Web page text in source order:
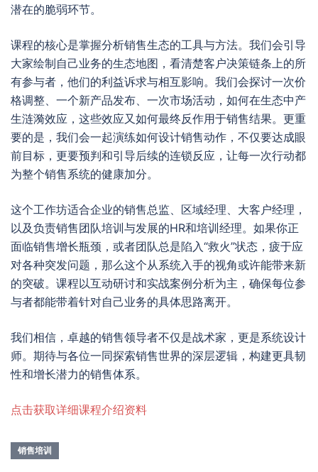
潜在的脆弱环节。
课程的核心是掌握分析销售生态的工具与方法。我们会引导
大家绘制自己业务的生态地图，看清楚客户决策链条上的所
有参与者，他们的利益诉求与相互影响。我们会探讨一次价
格调整、一个新产品发布、一次市场活动，如何在生态中产
生涟漪效应，这些效应又如何最终反作用于销售结果。更重
要的是，我们会一起演练如何设计销售动作，不仅要达成眼
前目标，更要预判和引导后续的连锁反应，让每一次行动都
为整个销售系统的健康加分。
这个工作坊适合企业的销售总监、区域经理、大客户经理，
以及负责销售团队培训与发展的HR和培训经理。如果你正
面临销售增长瓶颈，或者团队总是陷入“救火”状态，疲于应
对各种突发问题，那么这个从系统入手的视角或许能带来新
的突破。课程以互动研讨和实战案例分析为主，确保每位参
与者都能带着针对自己业务的具体思路离开。
我们相信，卓越的销售领导者不仅是战术家，更是系统设计
师。期待与各位一同探索销售世界的深层逻辑，构建更具韧
性和增长潜力的销售体系。
点击获取详细课程介绍资料
销售培训